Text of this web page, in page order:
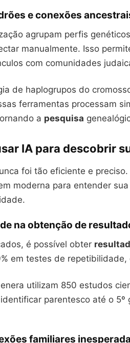
e conexões
agrupam perfis
manualmente. Isso
com comunidades
de haplogrupos do
ferramentas processam
a pesquisa
IA para descobrir
foi tão eficiente e preciso.
moderna para entender
na obtenção de
é possível obter
em testes de
utilizam 850 estudos
parentesco até o
familiares